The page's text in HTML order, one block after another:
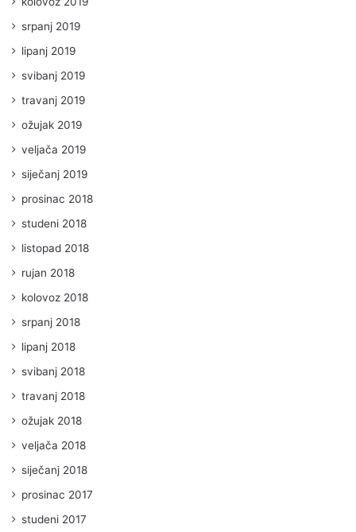
srpanj 2019
lipanj 2019
svibanj 2019
travanj 2019
ožujak 2019
veljača 2019
siječanj 2019
prosinac 2018
studeni 2018
listopad 2018
rujan 2018
kolovoz 2018
srpanj 2018
lipanj 2018
svibanj 2018
travanj 2018
ožujak 2018
veljača 2018
siječanj 2018
prosinac 2017
studeni 2017